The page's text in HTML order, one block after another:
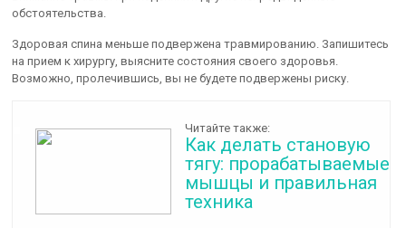
обстоятельства.
Здоровая спина меньше подвержена травмированию. Запишитесь
на прием к хирургу, выясните состояния своего здоровья.
Возможно, пролечившись, вы не будете подвержены риску.
Читайте также:
Как делать становую
тягу: прорабатываемые
мышцы и правильная
техника